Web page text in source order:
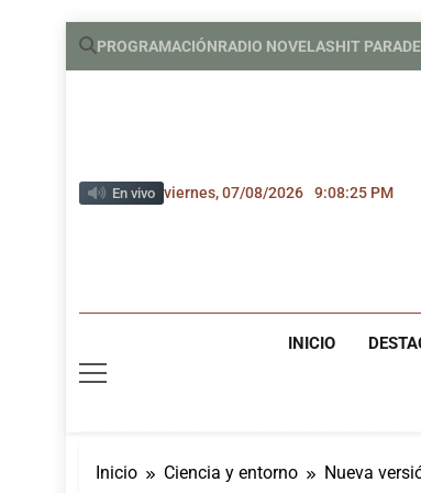
Saltar
PROGRAMACIÓNRADIO NOVELASHIT PARADE
En vivo viernes, 07/08/2026 9:08:26 PM
INICIO
Inicio Ciencia y entorno Nueva